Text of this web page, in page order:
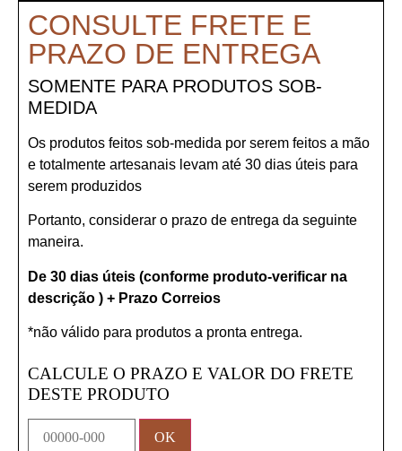
CONSULTE FRETE E
PRAZO DE ENTREGA
SOMENTE PARA PRODUTOS SOB-
MEDIDA
Os produtos feitos sob-medida por serem feitos a mão
e totalmente artesanais levam até 30 dias úteis para
serem produzidos
Portanto, considerar o prazo de entrega da seguinte
maneira.
De 30 dias úteis (conforme produto-verificar na
descrição ) + Prazo Correios
*não válido para produtos a pronta entrega.
CALCULE O PRAZO E VALOR DO FRETE
DESTE PRODUTO